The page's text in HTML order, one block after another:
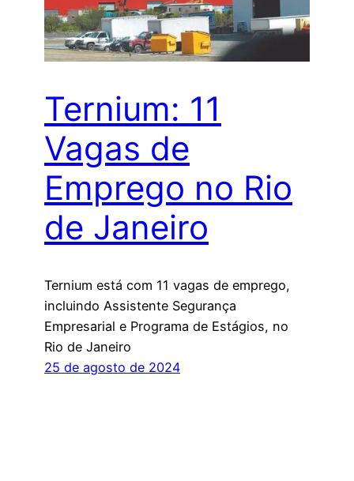
Ternium: 11
Vagas de
Emprego no Rio
de Janeiro
Ternium está com 11 vagas de emprego,
incluindo Assistente Segurança
Empresarial e Programa de Estágios, no
Rio de Janeiro
25 de agosto de 2024